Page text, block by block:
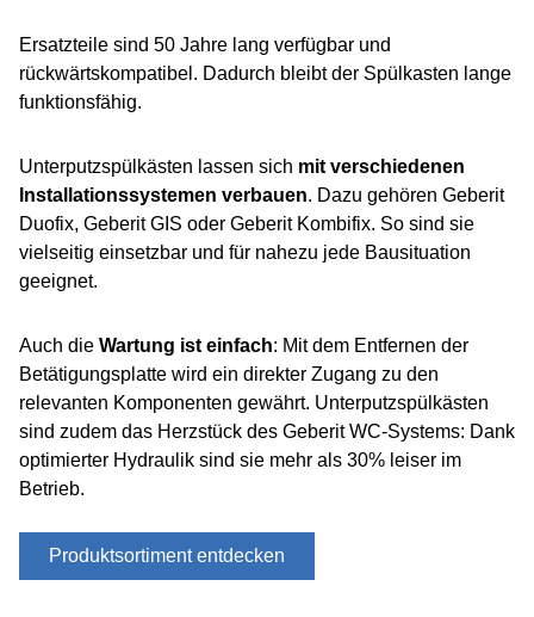
Ersatzteile sind 50 Jahre lang verfügbar und
rückwärtskompatibel. Dadurch bleibt der Spülkasten lange
funktionsfähig.
Unterputzspülkästen lassen sich mit verschiedenen
Installationssystemen verbauen. Dazu gehören Geberit
Duofix, Geberit GIS oder Geberit Kombifix. So sind sie
vielseitig einsetzbar und für nahezu jede Bausituation
geeignet.
Auch die Wartung ist einfach: Mit dem Entfernen der
Betätigungsplatte wird ein direkter Zugang zu den
relevanten Komponenten gewährt. Unterputzspülkästen
sind zudem das Herzstück des Geberit WC-Systems: Dank
optimierter Hydraulik sind sie mehr als 30% leiser im
Betrieb.
Produktsortiment entdecken